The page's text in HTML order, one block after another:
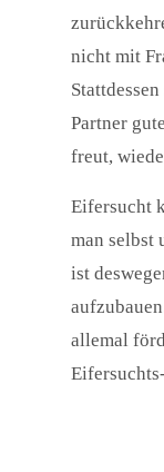
nicht mit
Partner
freut,
Eifersucht
man selbst
ist
allemal